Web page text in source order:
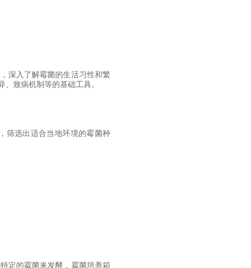
深入了解霉菌的生活习性和繁
致病机制等的基础工具。
筛选出适合当地环境的霉菌种
定的霉菌来发酵，霉菌培养箱